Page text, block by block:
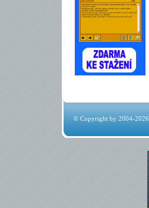
© Copyright by 2004-2026